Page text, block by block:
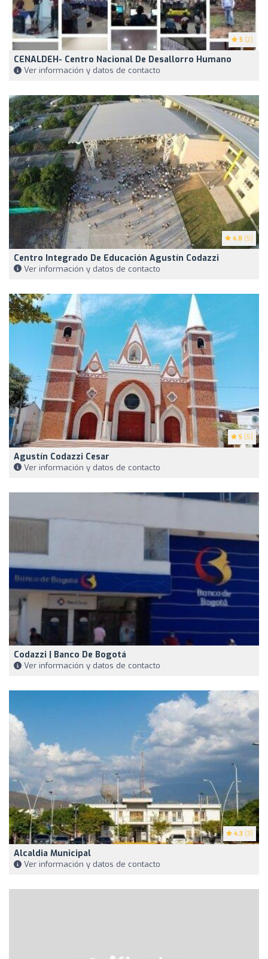
5 (2)
CENALDEH- Centro Nacional De Desallorro Humano
Ver información y datos de contacto
4.8 (5)
Centro Integrado De Educación Agustín Codazzi
Ver información y datos de contacto
5 (5)
Agustín Codazzi Cesar
Ver información y datos de contacto
Codazzi | Banco De Bogotá
Ver información y datos de contacto
4.3 (3)
Alcaldia Municipal
Ver información y datos de contacto